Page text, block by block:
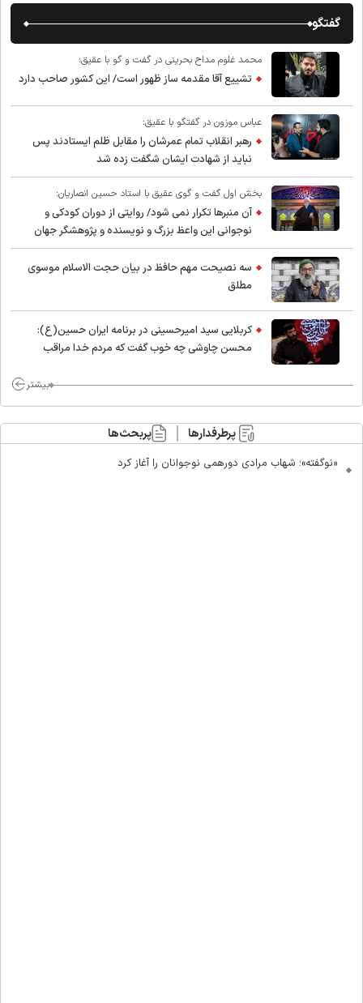
گفتگو
محمد غلوم مداح بحرینی در گفت و گو با عقیق:
تشییع آقا مقدمه ساز ظهور است/ این کشور صاحب دارد
عباس موزون در گفتگو با عقیق:
رهبر انقلاب تمام عمرشان را مقابل ظلم ایستادند پس
نباید از شهادت ایشان شگفت زده شد
بخش اول گفت و گوی عقیق با استاد حسین انصاریان:
آن منبرها تکرار نمی شود/ روایتی از دوران کودکی و
نوجوانی این واعظ بزرگ و نویسنده و پژوهشگر جهان
اسلام
سه نصیحت مهم حافظ در بیان حجت الاسلام موسوی
مطلق
کربلایی سید امیر‌حسینی در برنامه ایران حسین(ع):
محسن چاوشی چه خوب گفت که مردم خدا مراقب
بیشتر
پرطرفدارها پربحث‌ها
«نوگفته»؛ شهاب مرادی دورهمی نوجوانان را آغاز کرد